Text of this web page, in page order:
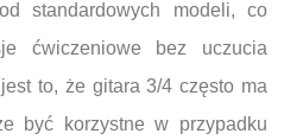
standardowych modeli, co
ćwiczeniowe bez uczucia
to, że gitara 3/4 często ma
być korzystne w przypadku